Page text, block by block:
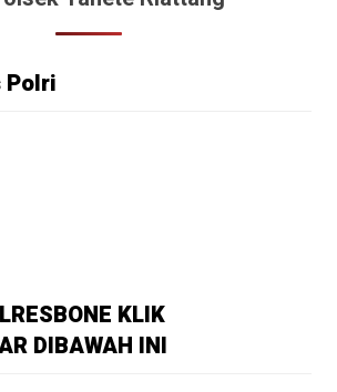
Polri
KLIK
DIBAWAH INI